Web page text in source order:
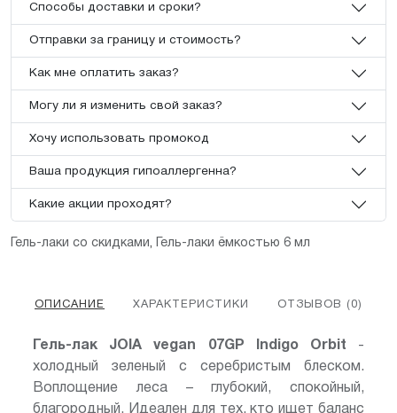
Способы доставки и сроки?
Отправки за границу и стоимость?
Как мне оплатить заказ?
Могу ли я изменить свой заказ?
Хочу использовать промокод
Ваша продукция гипоаллергенна?
Какие акции проходят?
Гель-лаки со скидками, Гель-лаки ёмкостью 6 мл
ОПИСАНИЕ ХАРАКТЕРИСТИКИ ОТЗЫВОВ (0)
Гель-лак JOIA vegan 07GP Indigo Orbit -
холодный зеленый с серебристым блеском.
Воплощение леса – глубокий, спокойный,
благородный. Идеален для тех, кто ищет баланс